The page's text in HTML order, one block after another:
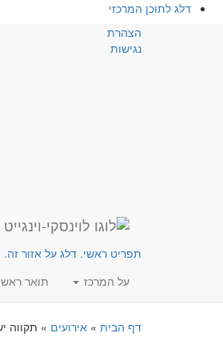
דלג לתוכן המרכזי
הצהרת
נגישות
תפריט ראשי. דלג על אזור זה.
על המרכז
תואר
דף הבית » אירועים » תקווה